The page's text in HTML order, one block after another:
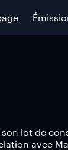
lot de
avec